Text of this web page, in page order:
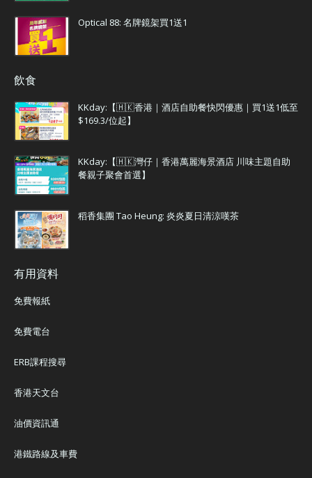
Optical 88: 名牌鏡架買1送1
飲食
KKday:【🇭🇰香港｜酒店自助餐快閃優惠｜買1送1低至
$169.3/位起】
KKday:【🇭🇰灣仔｜香港萬麗海景酒店 川味主題自助
餐親子聚會首選】
稻香集團 Tao Heung: 炎炎夏日清涼嘆茶
有用資料
免費報紙
免費電台
ERB課程搜尋
香港天文台
油價資訊通
港鐵路線及車費